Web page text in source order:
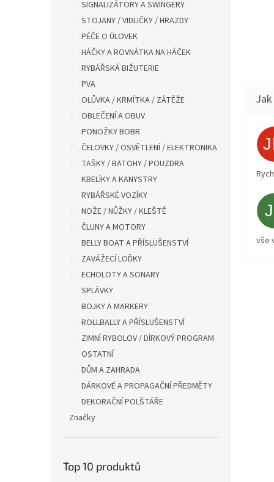
SIGNALIZÁTORY A SWINGERY
STOJANY / VIDLIČKY / HRAZDY
PÉČE O ÚLOVEK
HÁČKY A ROVNÁTKA NA HÁČEK
RYBÁŘSKÁ BIŽUTERIE
PVA
OLŮVKA / KRMÍTKA / ZÁTĚŽE
OBLEČENÍ A OBUV
PONOŽKY BOBR
ČELOVKY / OSVĚTLENÍ / ELEKTRONIKA
TAŠKY / BATOHY / POUZDRA
KBELÍKY A KANYSTRY
RYBÁŘSKÉ VOZÍKY
NOŽE / NŮŽKY / KLEŠTĚ
ČLUNY A MOTORY
BELLY BOAT A PŘÍSLUŠENSTVÍ
ZAVÁŽECÍ LOĎKY
ECHOLOTY A SONARY
SPLÁVKY
BOJKY A MARKERY
ROLLBALLY A PŘÍSLUŠENSTVÍ
ZIMNÍ RYBOLOV / DÍRKOVÝ PROGRAM
OSTATNÍ
DŮM A ZAHRADA
DÁRKOVÉ A PROPAGAČNÍ PŘEDMĚTY
DEKORAČNÍ POLŠTÁŘE
Značky
Top 10 produktů
vše